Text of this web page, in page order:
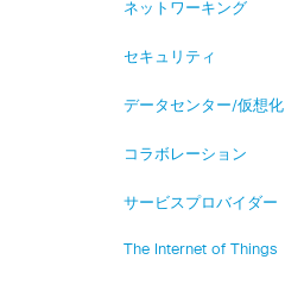
ネットワーキング
セキュリティ
データセンター/仮想化
コラボレーション
サービスプロバイダー
The Internet of Things